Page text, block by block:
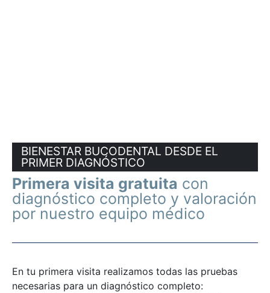
BIENESTAR BUCODENTAL DESDE EL
PRIMER DIAGNÓSTICO
Primera visita gratuita con
diagnóstico completo y valoración
por nuestro equipo médico
En tu primera visita realizamos todas las pruebas
necesarias para un diagnóstico completo: